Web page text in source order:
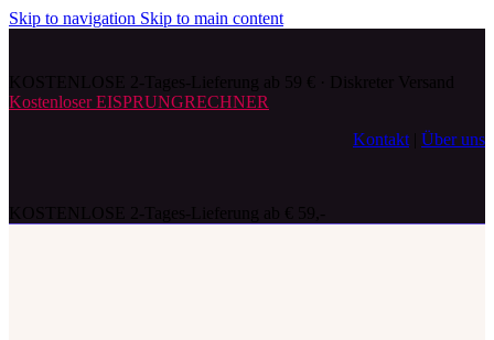
Skip to navigation Skip to main content
Kostenloser EISPRUNGRECHNER
Kontakt
Über uns